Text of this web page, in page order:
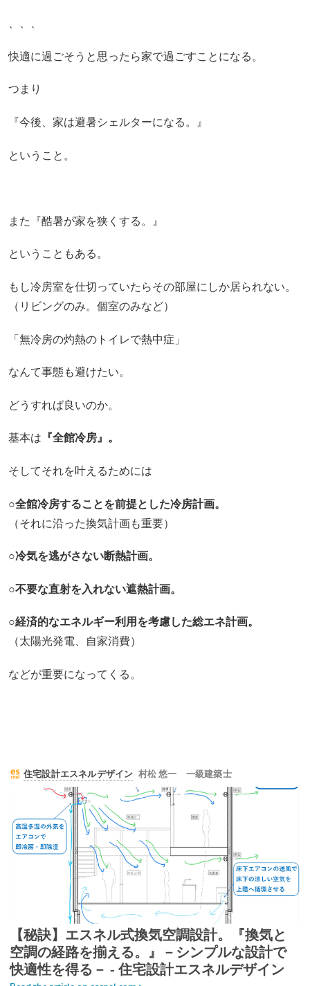
快適に過ごそうと思ったら家で過ごすことになる。
つまり
『今後、家は避暑シェルターになる。』
ということ。
また『酷暑が家を狭くする。』
ということもある。
もし冷房室を仕切っていたらその部屋にしか居られない。
（リビングのみ。個室のみなど）
「無冷房の灼熱のトイレで熱中症」
なんて事態も避けたい。
どうすれば良いのか。
基本は 『全館冷房』。
そしてそれを叶えるためには
○全館冷房することを前提とした冷房計画。
（それに沿った換気計画も重要）
○冷気を逃がさない断熱計画。
○不要な直射を入れない遮熱計画。
○経済的なエネルギー利用を考慮した総エネ計画。
（太陽光発電、自家消費）
などが重要になってくる。